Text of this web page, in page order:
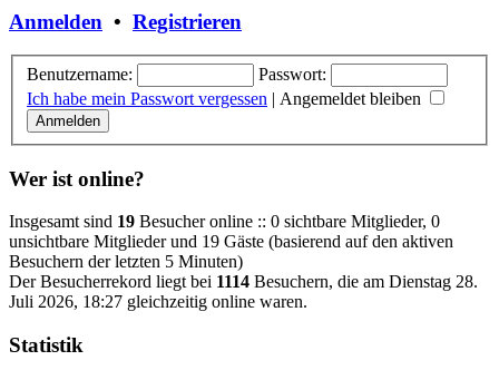
Anmelden • Registrieren
Benutzername:
Passwort:
Ich habe mein Passwort vergessen | Angemeldet bleiben
Wer ist online?
Insgesamt sind 19 Besucher online :: 0 sichtbare Mitglieder, 0
unsichtbare Mitglieder und 19 Gäste (basierend auf den aktiven
Besuchern der letzten 5 Minuten)
Der Besucherrekord liegt bei 1114 Besuchern, die am Dienstag 28.
Juli 2026, 18:27 gleichzeitig online waren.
Statistik